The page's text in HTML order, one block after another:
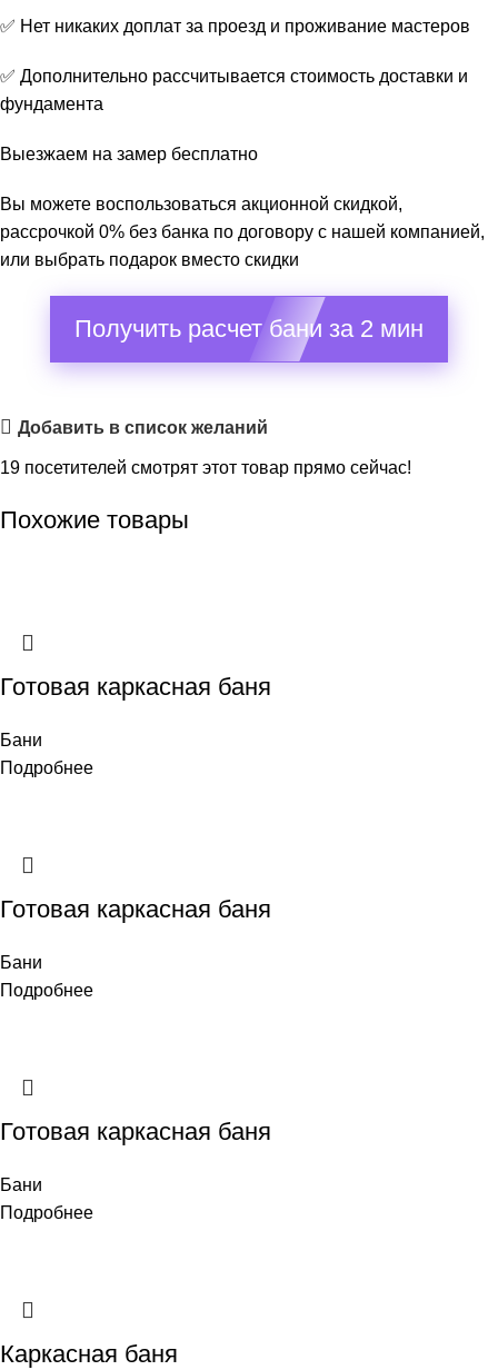
✅ Нет никаких доплат за проезд и проживание мастеров
✅ Дополнительно рассчитывается стоимость доставки и
фундамента
Выезжаем на замер бесплатно
Вы можете воспользоваться акционной скидкой,
рассрочкой 0% без банка по договору с нашей компанией,
или выбрать подарок вместо скидки
Получить расчет бани за 2 мин
Добавить в список желаний
19 посетителей смотрят этот товар прямо сейчас!
Похожие товары
Готовая каркасная баня
Бани
Подробнее
Готовая каркасная баня
Бани
Подробнее
Готовая каркасная баня
Бани
Подробнее
Каркасная баня